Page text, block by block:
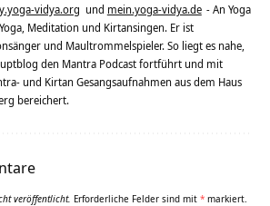
vidya.org und mein.yoga-vidya.de - An Yoga
Meditation und Kirtansingen. Er ist
und Maultrommelspieler. So liegt es nahe,
den Mantra Podcast fortführt und mit
und Kirtan Gesangsaufnahmen aus dem Haus
bereichert.
veröffentlicht. Erforderliche Felder sind mit * markiert.